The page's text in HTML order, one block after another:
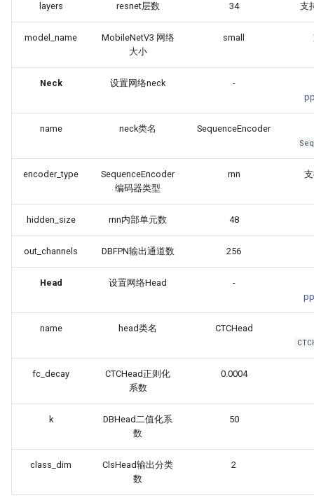
layers resnet层数 34 支
model_name
MobileNetV3 网络
大小
small
Neck 设置网络neck
-
name neck类名 SequenceEncoder
encoder_type
SequenceEncoder
编码器类型
rnn
hidden_size rnn内部单元数 48
out_channels DBFPN输出通道数 256
Head 设置网络Head
-
name head类名 CTCHead
fc_decay
CTCHead正则化
系数
0.0004
k
DBHead二值化系
数
50
class_dim
ClsHead输出分类
数
2